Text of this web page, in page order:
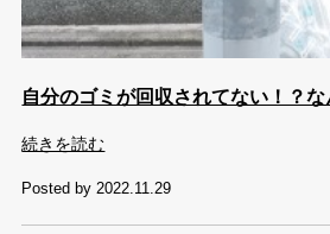
自分のゴミが回収されてない！？な
続きを読む
Posted by 2022.11.29